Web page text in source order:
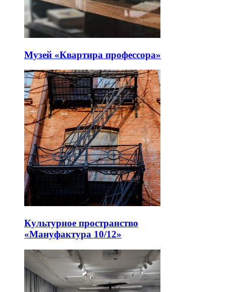
Музей «Квартира профессора»
Культурное пространство
«Мануфактура 10/12»